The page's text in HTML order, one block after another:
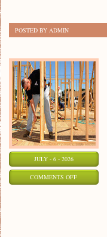
POSTED BY ADMIN
JULY - 6 - 2026
COMMENTS OFFON